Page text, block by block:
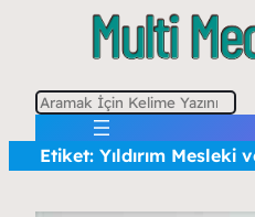
A
aEtiket: Yıldırım Mesleki